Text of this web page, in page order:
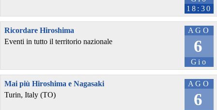
18:30
AGO
6
Gio
Ricordare Hiroshima
Eventi in tutto il territorio nazionale
AGO
6
Mai più Hiroshima e Nagasaki
Turin, Italy (TO)